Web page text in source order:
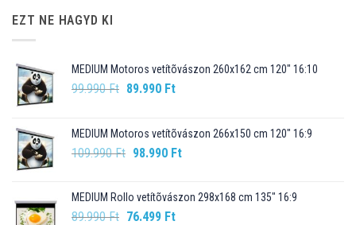
EZT NE HAGYD KI
MEDIUM Motoros vetítõvászon 260x162 cm 120" 16:10
99.990Ft Original
99.990 Ft.
89.990 FtCurrent
89.990 Ft.
MEDIUM Motoros vetítõvászon 266x150 cm 120" 16:9
109.990Ft Original
109.990 Ft.
98.990 FtCurrent
98.990 Ft.
MEDIUM Rollo vetítõvászon 298x168 cm 135" 16:9
89.990Ft Original
76.499 FtCurrent